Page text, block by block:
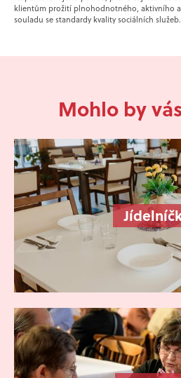
klientům prožití plnohodnotného, aktivního
souladu se standardy kvality sociálních služeb.
Mohlo by